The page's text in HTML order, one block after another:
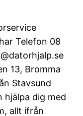
Telefon 08
13, Bromma
Stavsund
hjälpa dig med
allt ifrån